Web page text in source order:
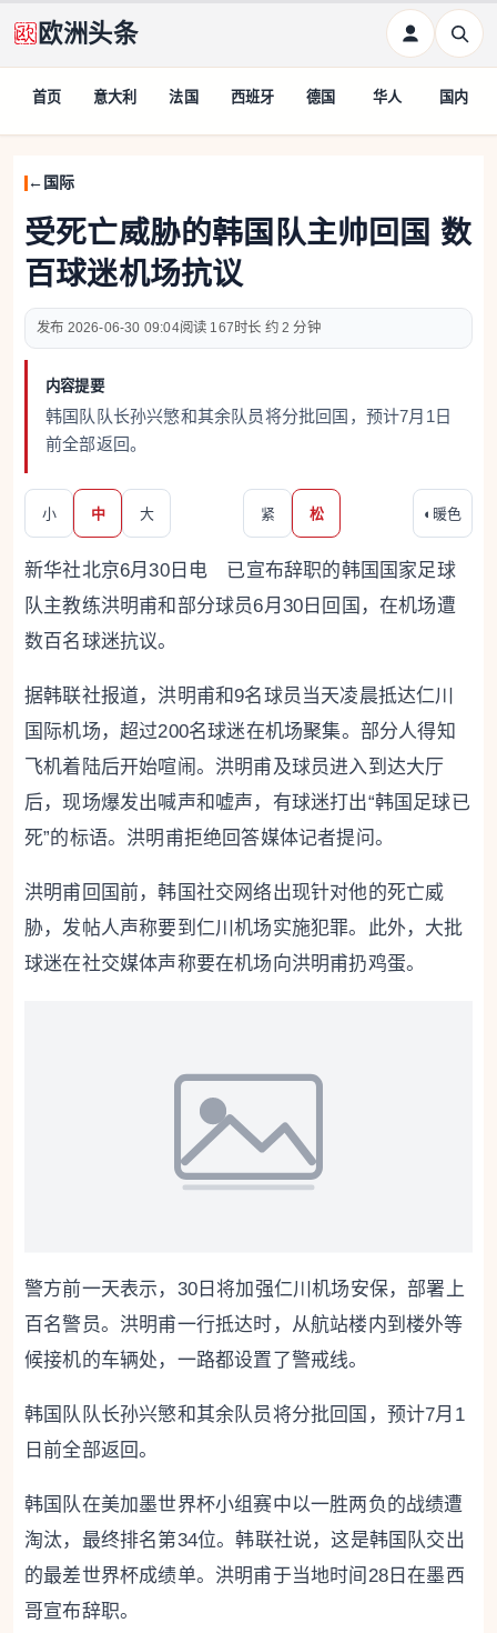
欧洲头条
首页 意大利 法国 西班牙 德国 华人 国内
国际
受死亡威胁的韩国队主帅回国 数
百球迷机场抗议
2026-06-30 09:04 167 约 2 分钟
内容提要
韩国队队长孙兴慜和其余队员将分批回国，预计7月1日
前全部返回。
小 中 大 紧 松 ◐ 暖色
新华社北京6月30日电 已宣布辞职的韩国国家足球
队主教练洪明甫和部分球员6月30日回国，在机场遭
数百名球迷抗议。
据韩联社报道，洪明甫和9名球员当天凌晨抵达仁川
国际机场，超过200名球迷在机场聚集。部分人得知
飞机着陆后开始喧闹。洪明甫及球员进入到达大厅
后，现场爆发出喊声和嘘声，有球迷打出“韩国足球已
死”的标语。洪明甫拒绝回答媒体记者提问。
洪明甫回国前，韩国社交网络出现针对他的死亡威
胁，发帖人声称要到仁川机场实施犯罪。此外，大批
球迷在社交媒体声称要在机场向洪明甫扔鸡蛋。
警方前一天表示，30日将加强仁川机场安保，部署上
百名警员。洪明甫一行抵达时，从航站楼内到楼外等
候接机的车辆处，一路都设置了警戒线。
韩国队队长孙兴慜和其余队员将分批回国，预计7月1
日前全部返回。
韩国队在美加墨世界杯小组赛中以一胜两负的战绩遭
淘汰，最终排名第34位。韩联社说，这是韩国队交出
的最差世界杯成绩单。洪明甫于当地时间28日在墨西
哥宣布辞职。